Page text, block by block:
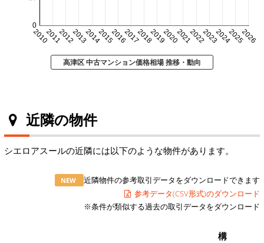
20102011201220132014201520162017201820192020202120222023202420252026
0
高津区 中古マンション価格相場 推移・動向
近隣の物件
シエロアスールの近隣には以下のような物件があります。
NEW
近隣物件の参考取引データをダウンロードできます
参考データ(CSV形式)のダウンロード
※条件が類似する過去の取引データをダウンロード
構